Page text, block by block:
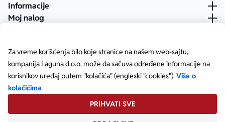
Za vreme korišćenja bilo koje stranice na našem web-sajtu,
kompanija Laguna d.o.o. može da sačuva određene informacije na
korisnikov uređaj putem "kolačića" (engleski "cookies").Više o
kolačićima
PRIHVATI SVE
Informacije
Moj nalog